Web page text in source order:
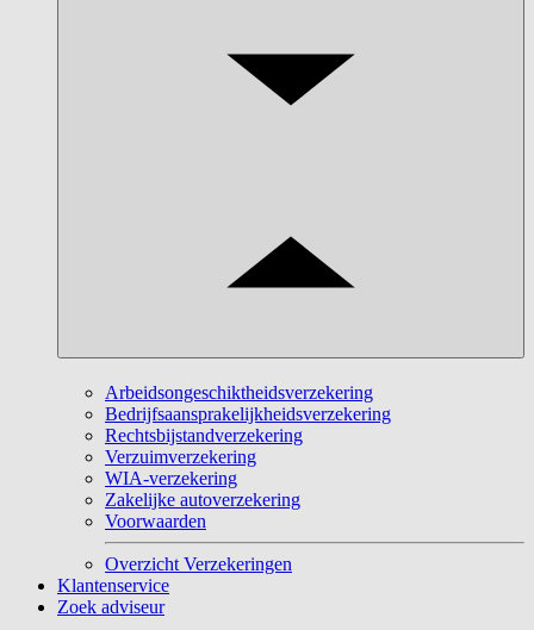
Arbeidsongeschiktheidsverzekering
Bedrijfsaansprakelijkheidsverzekering
Rechtsbijstandverzekering
Verzuimverzekering
WIA-verzekering
Zakelijke autoverzekering
Voorwaarden
Overzicht Verzekeringen
Klantenservice
Zoek adviseur